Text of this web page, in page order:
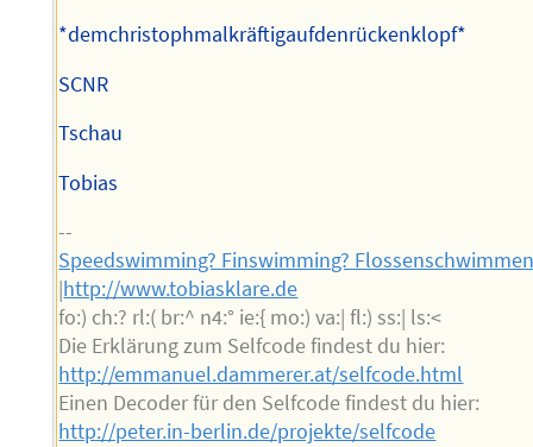
*demchristophmalkräftigaufdenrückenklopf*
SCNR
Tschau
Tobias
--
Speedswimming? Finswimming?
|http://www.tobiasklare.de
fo:) ch:? rl:( br:^ n4:° ie:{ mo:) va:| fl:) ss:| ls:<
Die Erklärung zum Selfcode findest du hier:
http://emmanuel.dammerer.at/selfcode.html
Einen Decoder für den Selfcode findest du hier:
http://peter.in-berlin.de/projekte/selfcode